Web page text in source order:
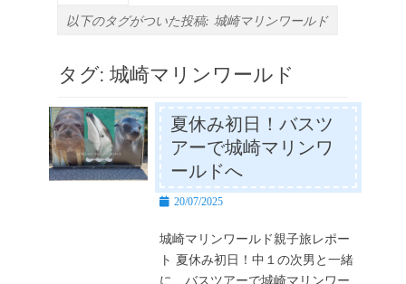
以下のタグがついた投稿: 城崎マリンワールド
タグ: 城崎マリンワールド
夏休み初日！バスツ
アーで城崎マリンワ
ールドへ
投
日
20/07/2025
城崎マリンワールド親子旅レポー
ト 夏休み初日！中１の次男と一緒
に、バスツアーで城崎マリンワー